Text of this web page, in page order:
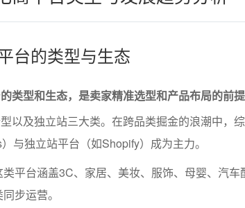
台的类型与生态
类型和生态，是卖家精准选型和产品布局的前提
以及独立站三大类。在跨品类掘金的浪潮中，
与独立站平台（如Shopify）成为主力。
平台涵盖3C、家居、美妆、服饰、母婴、汽
步运营。